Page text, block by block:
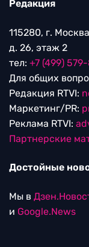
Редакция
115280, г.
д. 26, этаж 2
тел: +7 (499)
Для общих
Редакция RTVI:
Маркетинг/PR:
Реклама RTVI:
Партнерские
Достойные
Мы в
и Google.News